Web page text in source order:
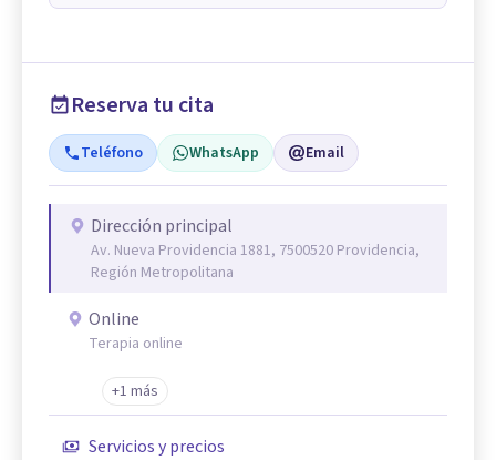
Reserva tu cita
Teléfono WhatsApp Email
Dirección principal
Av. Nueva Providencia 1881, 7500520 Providencia,
Región Metropolitana
Online
Terapia online
+1 más
Servicios y precios